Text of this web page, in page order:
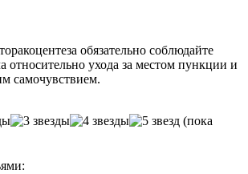
обязательно соблюдайте
относительно ухода за местом пункции и
самочувствием.
(пока